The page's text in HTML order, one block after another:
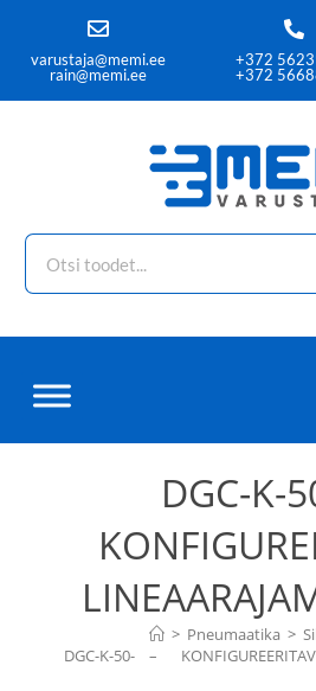
varustaja@memi.ee
rain@memi.ee
+372
+372
DGC-K-
> Pneumaatika >
DGC-K-50-    –